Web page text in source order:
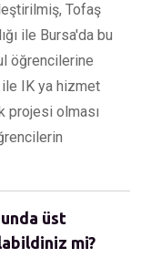
Tofaş
ile Bursa'da bu
öğrencilerine
ile IK ya hizmet
projesi olması
üst
mi?